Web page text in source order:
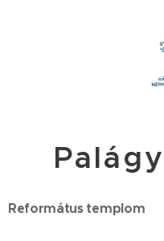
Református templom